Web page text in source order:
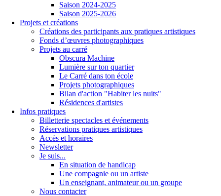
Saison 2024-2025
Saison 2025-2026
Projets et créations
Créations des participants aux pratiques artistiques
Fonds d’œuvres photographiques
Projets au carré
Obscura Machine
Lumière sur ton quartier
Le Carré dans ton école
Projets photographiques
Bilan d'action "Habiter les nuits"
Résidences d'artistes
Infos pratiques
Billetterie spectacles et événements
Réservations pratiques artistiques
Accès et horaires
Newsletter
Je suis...
En situation de handicap
Une compagnie ou un artiste
Un enseignant, animateur ou un groupe
Nous contacter